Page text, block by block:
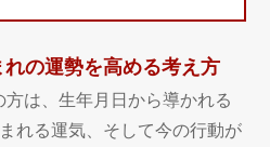
の運勢を高める考え方
は、生年月日から導かれる
れる運気、そして今の行動が